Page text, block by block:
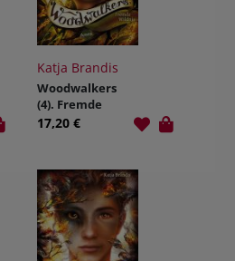
Katja Brandis
Woodwalkers
(4). Fremde
Wildnis
17,20 €